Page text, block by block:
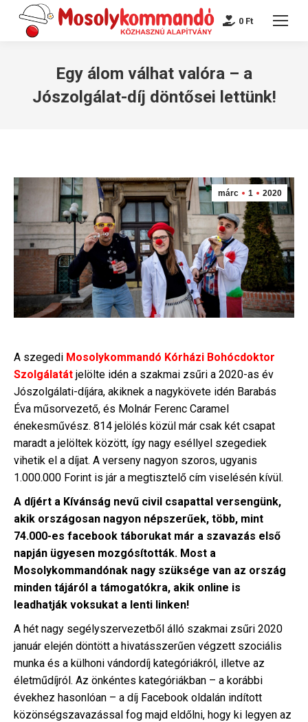
0 Ft
Egy álom válhat valóra – a
Jószolgálat-díj döntősei lettünk!
márc 1 2020
A szegedi Mosolykommandó Kórházi Bohócdoktor
Szolgálatát jelölte idén a szakmai zsűri a 2020-as év
Jószolgálati-díjára, akiknek a nagykövete idén Barabás
Éva műsorvezető, és Molnár Ferenc Caramel
énekesművész. 814 jelölés közül már csak két csapat
maradt a jelöltek között, így nagy eséllyel szegediek
vihetik el a díjat. A verseny nagyon szoros, ugyanis
1.000.000 Forint is jár a megtisztelő cím viselésén kívül.
A díjért a Kívánság nevű civil csapattal versengünk,
akik országosan nagyon népszerűek, több, mint
74.000-es facebook táborukat már a szavazás első
napján ügyesen mozgósították. Most a
Mosolykommandónak nagy szüksége van az ország
minden tájáról a támogatókra, akik online is
leadhatják voksukat a lenti linken!
A hét nagy segélyszervezetből álló szakmai zsűri 2020
január elején döntött a hivatásszerűen végzett szociális
munka és a külhoni vándordíj kategóriákról, illetve az
életműdíjról. Az önkéntes kategóriákban – a korábbi
évekhez hasonlóan – a díj Facebook oldalán indított
közönségszavazással fog majd eldőlni, hogy ki legyen az